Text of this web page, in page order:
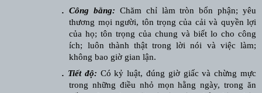
. Công bằng: Chăm chỉ làm tròn bổn phận; yêu
thương mọi người, tôn trọng của cải và quyền lợi
của họ; tôn trọng của chung và biết lo cho công
ích; luôn thành thật trong lời nói và việc làm;
không bao giờ gian lận.
. Tiết độ: Có kỷ luật, đúng giờ giấc và chừng mực
trong những điều nhỏ mọn hằng ngày, trong ăn